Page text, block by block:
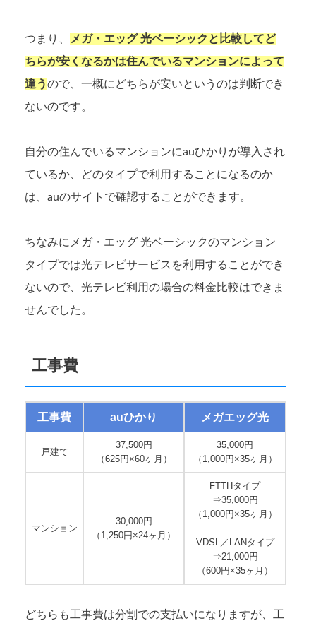
つまり、
メガ・エッグ 光ベーシックと比較してど
ちらが安くなるかは住んでいるマンションによって
違うので、一概にどちらが安いというのは判断でき
ないのです。
自分の住んでいるマンションにauひかりが導入され
ているか、どのタイプで利用することになるのか
は、auのサイトで確認することができます。
ちなみにメガ・エッグ 光ベーシックのマンション
タイプでは光テレビサービスを利用することができ
ないので、光テレビ利用の場合の料金比較はできま
せんでした。
工事費
工事費 auひかり メガエッグ光
戸建て
37,500円
（625円×60ヶ月）
35,000円
（1,000円×35ヶ月）
マンション
30,000円
（1,250円×24ヶ月）
FTTHタイプ
⇒35,000円
（1,000円×35ヶ月）
VDSL／LANタイプ
⇒21,000円
（600円×35ヶ月）
どちらも工事費は分割での支払いになりますが、工